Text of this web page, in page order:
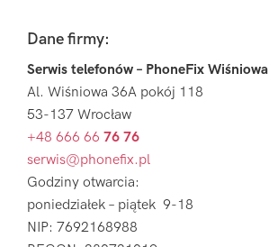
FooterDane firmy:
Serwis telefonów – PhoneFix Wiśniowa
Al. Wiśniowa 36A pokój 118
53-137 Wrocław
+48 666 66 76 76
serwis@phonefix.pl
Godziny otwarcia:
poniedziałek – piątek 9-18
NIP: 7692168988